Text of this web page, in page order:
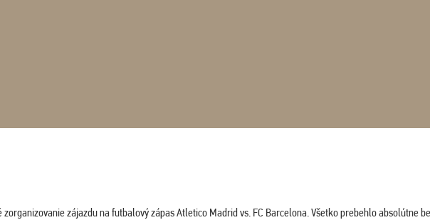
zájazdu na futbalový zápas Atletico Madrid vs. FC Barcelona. Všetko prebehlo absolútne